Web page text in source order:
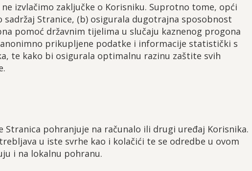
izvlačimo zaključke o Korisniku. Suprotno tome, opći
Stranice, (b) osigurala dugotrajna sposobnost
pomoć državnim tijelima u slučaju kaznenog progona
prikupljene podatke i informacije statistički s
te kako bi osigurala optimalnu razinu zaštite svih
Stranica pohranjuje na računalo ili drugi uređaj Korisnika.
u iste svrhe kao i kolačići te se odredbe u ovom
i na lokalnu pohranu.